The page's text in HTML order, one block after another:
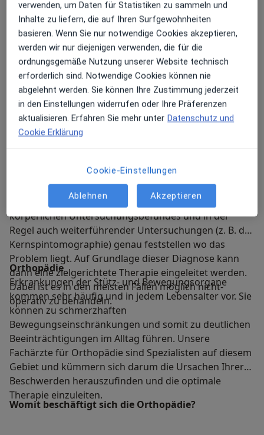
Womit beschäftigt sich die Neurochirurgie?
Die Neurochirurgie beschäftigt sich mit der operativen
aber auch nicht-operativen Behandlung von
Erkrankungen des Nervensystems und seiner
Umgebungsstrukturen.
Nervenwurzeln verursacht dies charakteristische
Beschwerden – je nach Lokalisation. Neurochirurgen
können anhand des Beschwerdebildes des
körperlichen Untersuchungsbefundes und in der
Regel auch weiterführender Untersuchungen (z. B. der
Kernspintomographie) genau feststellen wo das
Problem liegt. Auf Grundlage dieser Diagnose kann
dann eine zielgerichtete Therapie eingeleitet werden.
Dabei ist es in den meisten Fällen möglich nicht-
operativ zu behandeln.
Orthopädie
Erkrankungen der Stütz- und Bewegungsorgane
kommen sehr häufig und in jedem Lebensalter vor. Sie
können zu schmerzhaften
Bewegungseinschränkungen und somit zu deutlichen
Beeinträchtigungen im Alltag führen. Unsere
Fachärzte für Orthopädie sind Spezialisten auf diesem
Gebiet und kümmern sich darum die Ursachen Ihrer
Beschwerden herauszufinden und die optimale
Therapie einzuleiten.
Womit beschäftigt sich die Orthopädie?
verwenden, um Daten für Statistiken zu sammeln und
Inhalte zu liefern, die auf Ihren Surfgewohnheiten
basieren. Wenn Sie nur notwendige Cookies akzeptieren,
werden wir nur diejenigen verwenden, die für die
ordnungsgemäße Nutzung unserer Website technisch
erforderlich sind. Notwendige Cookies können nie
abgelehnt werden. Sie können Ihre Zustimmung jederzeit
in den Einstellungen widerrufen oder Ihre Präferenzen
aktualisieren. Erfahren Sie mehr unter Datenschutz und
Cookie Erklärung
Cookie-Einstellungen
Ablehnen Akzeptieren